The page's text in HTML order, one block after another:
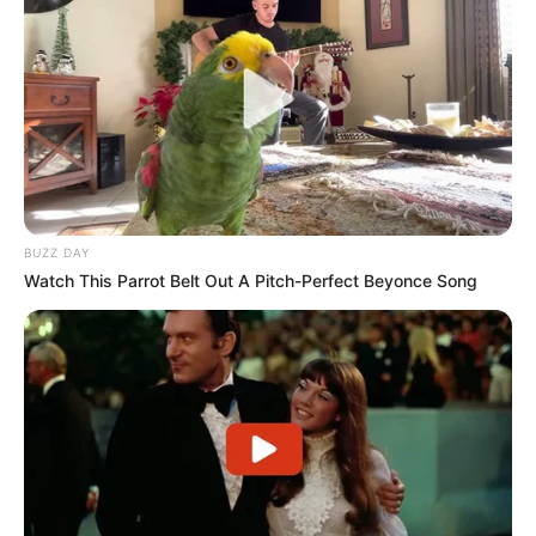
Brate die Puffer bei mittlerer Hitze. Zu heiß –
und sie verbrennen außen, während sie innen
noch roh sind.
4. Gewürze variieren
Neben Salz und Pfeffer kannst du
Paprikapulver, Kreuzkümmel oder Curry
auszuprobieren.
Gesunde Alternativen
und Ideen
BUZZ DAY
Watch This Parrot Belt Out A Pitch-Perfect Beyonce Song